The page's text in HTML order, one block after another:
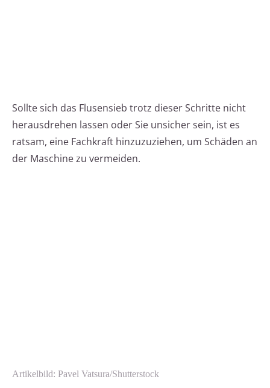
Sollte sich das Flusensieb trotz dieser Schritte nicht
herausdrehen lassen oder Sie unsicher sein, ist es
ratsam, eine Fachkraft hinzuzuziehen, um Schäden an
der Maschine zu vermeiden.
Artikelbild: Pavel Vatsura/Shutterstock